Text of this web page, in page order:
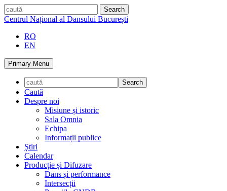
Skip
to
caută
Centrul Național al Dansului București
RO
EN
Primary Menu
Caută
Despre noi
Misiune și istoric
Sala Omnia
Echipa
Informații publice
Știri
Calendar
Producție și Difuzare
Dans și performance
Intersecții